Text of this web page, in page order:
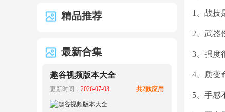
精品推荐
最新合集
趣谷视频版本大全
更新时间： 2026-07-03 共2款应用
1、战技
2、武器
3、强度
4、质变
5、手感